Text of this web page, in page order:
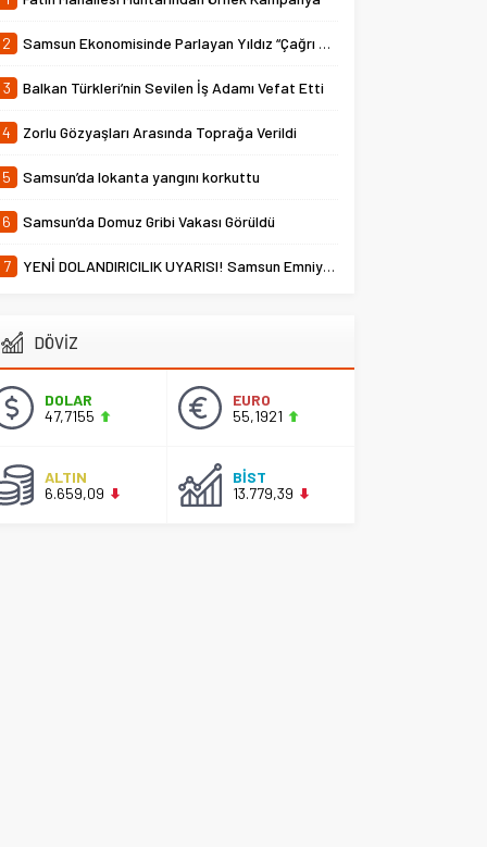
2 Samsun Ekonomisinde Parlayan Yıldız “Çağrı Temper”
3 Balkan Türkleri’nin Sevilen İş Adamı Vefat Etti
4 Zorlu Gözyaşları Arasında Toprağa Verildi
5 Samsun’da lokanta yangını korkuttu
6 Samsun’da Domuz Gribi Vakası Görüldü
7 YENİ DOLANDIRICILIK UYARISI! Samsun Emniyet Müdürlüğü Uyardı
DÖVİZ
DOLAR
47,7155
EURO
55,1921
ALTIN
6.659,09
BİST
13.779,39